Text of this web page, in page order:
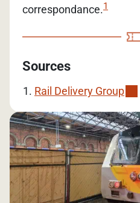
correspondance.1
Sources
Rail Delivery Group